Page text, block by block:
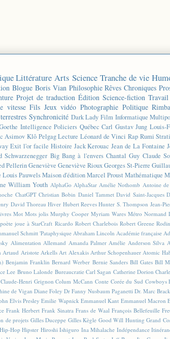
Littérature Arts Science Tranche de vie
Blogue Boris Vian Philosophie Rêves Chroniques
Projet de traduction Édition Science-fiction Travail
vitesse Fils Jeux vidéo Photographie Politique
Synchronicité Dark Lady Film Informatique
Intelligence Policiers Québec Carl Gustav Jung Louis-
Asimov Klô Pelgag Lecture Léonard de Vinci Rap Rumi
Exit l'or facile Histoire Jack Kerouac Jean de La Fontaine
Schwarzenegger Big Bang à l'envers Chantal Guy Claude
PellerinGeneviève Geneviève RiouxGeorges St-Pierre
Louis PauwelsMaison d'éditionMarcel Proust Mathématique
William Youth AlphaGo AlphaStar Amélie Nothomb Antoine
ChatGPT Christian Bobin Daniel Tammet David Saint-Jacques
David Thoreau Hiver Hubert Reeves Hunter S. Thompson Jean-
Mot Mots jolis Murphy Cooper Myriam Wares Métro Normand
joue à StarCraft Ricardo Robert Charlebois Robert Greene Rodin
Schmitt 'Pataphysique Abraham Lincoln Académie française
Alimentation Allemand Amanda Palmer Amélie Anderson Silva
Artaud Aristote Arkells Art Alexakis Arthur Schopenhauer Atomic
Benjamin Franklin Bernard Werber Bernie Sanders Bill Gates Bill
Lee Bruno Lalonde Bureaucratie Carl Sagan Catherine Dorion
Claude-Henri Grignon Colum McCann Conte Corée du Sud Cowboys
de Vigan Diane Foley Dr Fanny Nusbaum Paganetti Dr. Marc
Elvis Presley Emilie Wapnick Emmanuel Kant Emmanuel Macron
Frank Herbert Frank Sinatra Frans de Waal François Bellefeuille
de projets Gilles Duceppe Gilles Kègle Good Will Hunting Grand
Hip-Hop Hipster Hiroshi Ishiguro Ina Mihalache Indépendance